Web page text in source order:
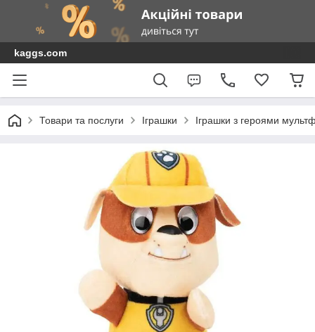
kaggs.com
Товари та послуги Іграшки Іграшки з героями